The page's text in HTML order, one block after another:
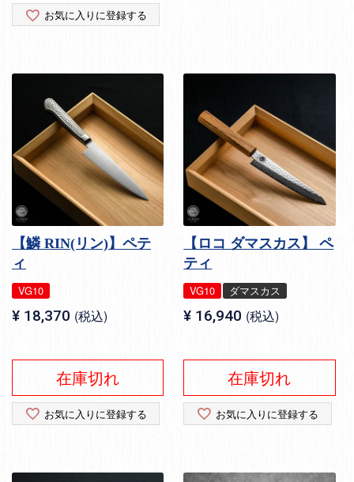
お気に入りに登録する
【鱗 RIN(リン)】ペテ
ィ
VG10
¥ 18,370 税込
在庫切れ
お気に入りに登録する
【ロコ ダマスカス】 ペ
ティ
VG10 ダマスカス
¥ 16,940 税込
在庫切れ
お気に入りに登録する